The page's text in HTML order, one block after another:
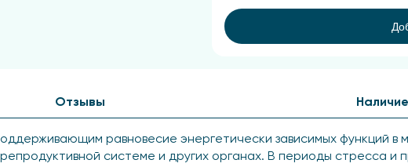
равновесие энергетически зависимых функций в
системе и других органах. В периоды стресса и
Отзывы